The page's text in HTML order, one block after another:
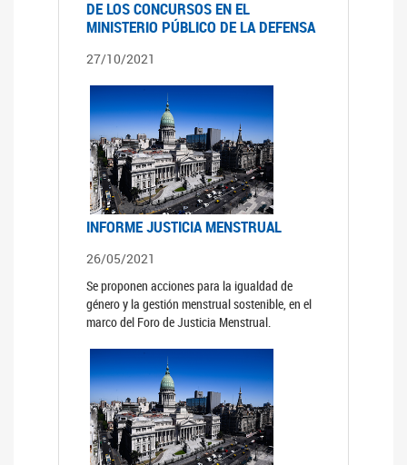
DE LOS CONCURSOS EN EL
MINISTERIO PÚBLICO DE LA DEFENSA
27/10/2021
INFORME JUSTICIA MENSTRUAL
26/05/2021
Se proponen acciones para la igualdad de
género y la gestión menstrual sostenible, en el
marco del Foro de Justicia Menstrual.